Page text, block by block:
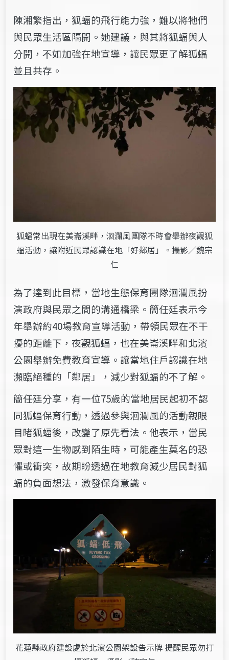
陳湘繁指出，狐蝠的飛行能力強，難以將牠們
與民眾生活區隔開。她建議，與其將狐蝠與人
分開，不如加強在地宣導，讓民眾更了解狐蝠
並且共存。
狐蝠常出現在美崙溪畔，洄瀾風團隊不時會舉辦夜觀狐
蝠活動，讓附近民眾認識在地「好鄰居」。攝影／魏宗
仁
為了達到此目標，當地生態保育團隊洄瀾風扮
演政府與民眾之間的溝通橋梁。簡任廷表示今
年舉辦約40場教育宣導活動，帶領民眾在不干
擾的距離下，夜觀狐蝠，也在美崙溪畔和北濱
公園舉辦免費教育宣導。讓當地住戶認識在地
瀕臨絕種的「鄰居」，減少對狐蝠的不了解。
簡任廷分享，有一位75歲的當地居民起初不認
同狐蝠保育行動，透過參與洄瀾風的活動親眼
目睹狐蝠後，改變了原先看法。他表示，當民
眾對這一生物感到陌生時，可能產生莫名的恐
懼或衝突，故期盼透過在地教育減少居民對狐
蝠的負面想法，激發保育意識。
花蓮縣政府建設處於北濱公園架設告示牌 提醒民眾勿打